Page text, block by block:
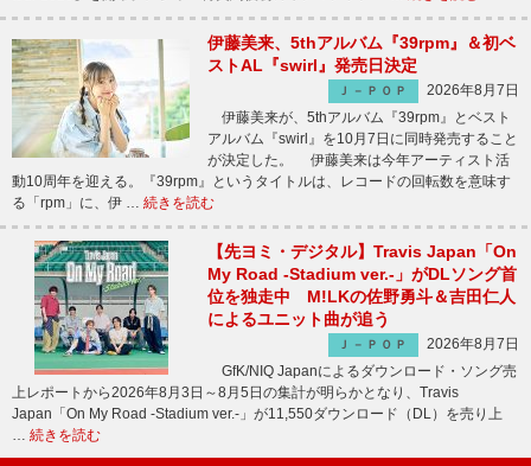
伊藤美来、5thアルバム『39rpm』＆初ベ
ストAL『swirl』発売日決定
Ｊ－ＰＯＰ
2026年8月7日
伊藤美来が、5thアルバム『39rpm』とベスト
アルバム『swirl』を10月7日に同時発売すること
が決定した。 伊藤美来は今年アーティスト活
動10周年を迎える。『39rpm』というタイトルは、レコードの回転数を意味す
る「rpm」に、伊 … 続きを読む
【先ヨミ・デジタル】Travis Japan「On
My Road -Stadium ver.-」がDLソング首
位を独走中 M!LKの佐野勇斗＆吉田仁人
によるユニット曲が追う
Ｊ－ＰＯＰ
2026年8月7日
GfK/NIQ Japanによるダウンロード・ソング売
上レポートから2026年8月3日～8月5日の集計が明らかとなり、Travis
Japan「On My Road -Stadium ver.-」が11,550ダウンロード（DL）を売り上
… 続きを読む